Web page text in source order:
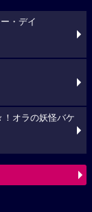
・デイ
オラの妖怪バケ